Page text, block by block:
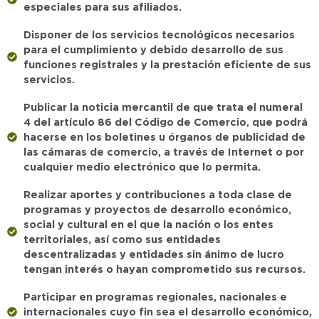
especiales para sus afiliados.
Disponer de los servicios tecnológicos necesarios
para el cumplimiento y debido desarrollo de sus
funciones registrales y la prestación eficiente de sus
servicios.
Publicar la noticia mercantil de que trata el numeral
4 del artículo 86 del Código de Comercio, que podrá
hacerse en los boletines u órganos de publicidad de
las cámaras de comercio, a través de Internet o por
cualquier medio electrónico que lo permita.
Realizar aportes y contribuciones a toda clase de
programas y proyectos de desarrollo económico,
social y cultural en el que la nación o los entes
territoriales, así como sus entidades
descentralizadas y entidades sin ánimo de lucro
tengan interés o hayan comprometido sus recursos.
Participar en programas regionales, nacionales e
internacionales cuyo fin sea el desarrollo económico,